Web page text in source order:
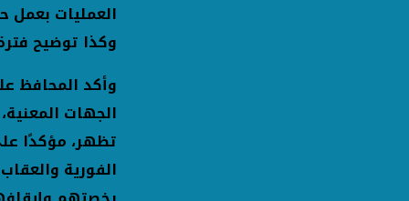
العمليات
وكذا توضيح
الجهات
تظهر، مؤكدًا
الفورية